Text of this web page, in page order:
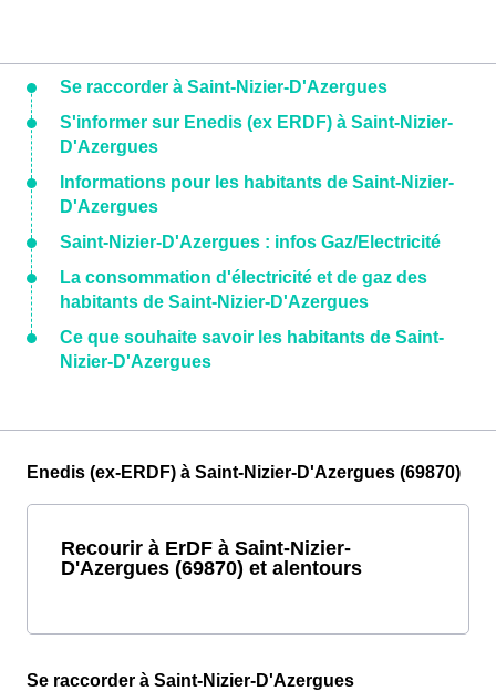
Se raccorder à Saint-Nizier-D'Azergues
S'informer sur Enedis (ex ERDF) à Saint-Nizier-
D'Azergues
Informations pour les habitants de Saint-Nizier-
D'Azergues
Saint-Nizier-D'Azergues : infos Gaz/Electricité
La consommation d'électricité et de gaz des
habitants de Saint-Nizier-D'Azergues
Ce que souhaite savoir les habitants de Saint-
Nizier-D'Azergues
Enedis (ex-ERDF) à Saint-Nizier-D'Azergues (69870)
Recourir à ErDF à Saint-Nizier-
D'Azergues (69870) et alentours
Se raccorder à Saint-Nizier-D'Azergues